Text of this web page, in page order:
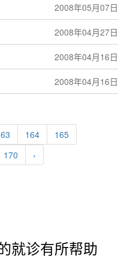
2008年05月07日
2008年04月27日
2008年04月16日
2008年04月16日
164
165
170 ›
就诊有所帮助